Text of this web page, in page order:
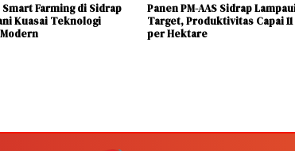
Farming di Sidrap
Kuasai Teknologi
Panen PM-AAS Sidrap
Target, Produktivitas Capai
per Hektare